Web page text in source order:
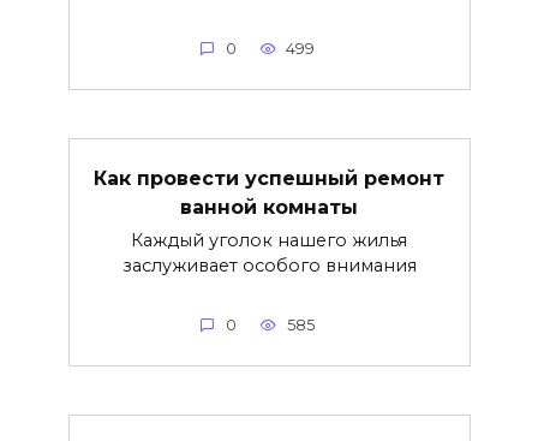
0 499
Как провести успешный ремонт
ванной комнаты
Каждый уголок нашего жилья
заслуживает особого внимания
0 585